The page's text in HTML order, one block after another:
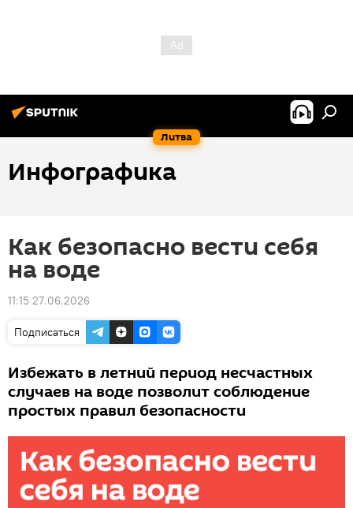
Литва
Инфографика
Как безопасно вести себя
на воде
11:15 27.06.2026
Подписаться
Избежать в летний период несчастных
случаев на воде позволит соблюдение
простых правил безопасности